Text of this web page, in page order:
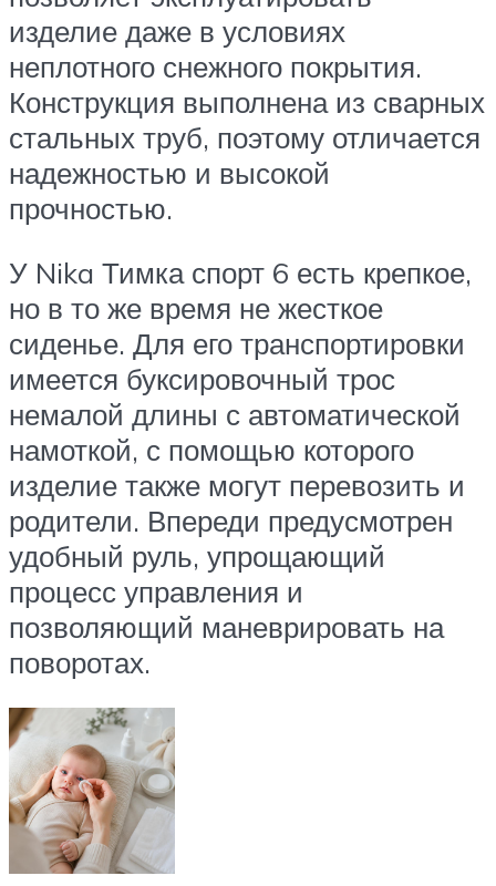
изделие даже в условиях
неплотного снежного покрытия.
Конструкция выполнена из сварных
стальных труб, поэтому отличается
надежностью и высокой
прочностью.
У Nika Тимка спорт 6 есть крепкое,
но в то же время не жесткое
сиденье. Для его транспортировки
имеется буксировочный трос
немалой длины с автоматической
намоткой, с помощью которого
изделие также могут перевозить и
родители. Впереди предусмотрен
удобный руль, упрощающий
процесс управления и
позволяющий маневрировать на
поворотах.